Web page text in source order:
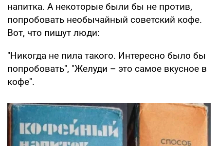
напитка. А некоторые были бы не против,
попробовать необычайный советский кофе.
Вот, что пишут люди:
"Никогда не пила такого. Интересно было бы
попробовать", "Желуди – это самое вкусное в
кофе".